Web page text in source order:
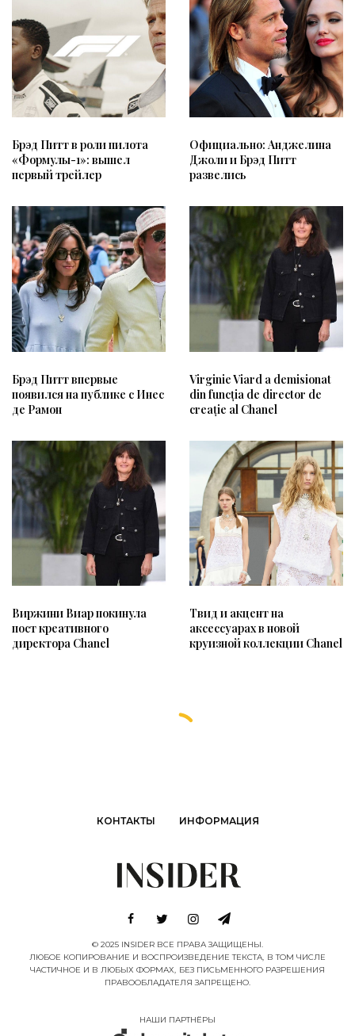
Брэд Питт в роли пилота
«Формулы-1»: вышел
первый трейлер
Официально: Анджелина
Джоли и Брэд Питт
развелись
Брэд Питт впервые
появился на публике с Инес
де Рамон
Virginie Viard a demisionat
din funcția de director de
creație al Chanel
Виржини Виар покинула
пост креативного
директора Chanel
Твид и акцент на
аксессуарах в новой
круизной коллекции Chanel
КОНТАКТЫ ИНФОРМАЦИЯ
© 2025 INSIDER ВСЕ ПРАВА ЗАЩИЩЕНЫ.
ЛЮБОЕ КОПИРОВАНИЕ И ВОСПРОИЗВЕДЕНИЕ ТЕКСТА, В ТОМ ЧИСЛЕ
ЧАСТИЧНОЕ И В ЛЮБЫХ ФОРМАХ, БЕЗ ПИСЬМЕННОГО РАЗРЕШЕНИЯ
ПРАВООБЛАДАТЕЛЯ ЗАПРЕЩЕНО.
НАШИ ПАРТНËРЫ